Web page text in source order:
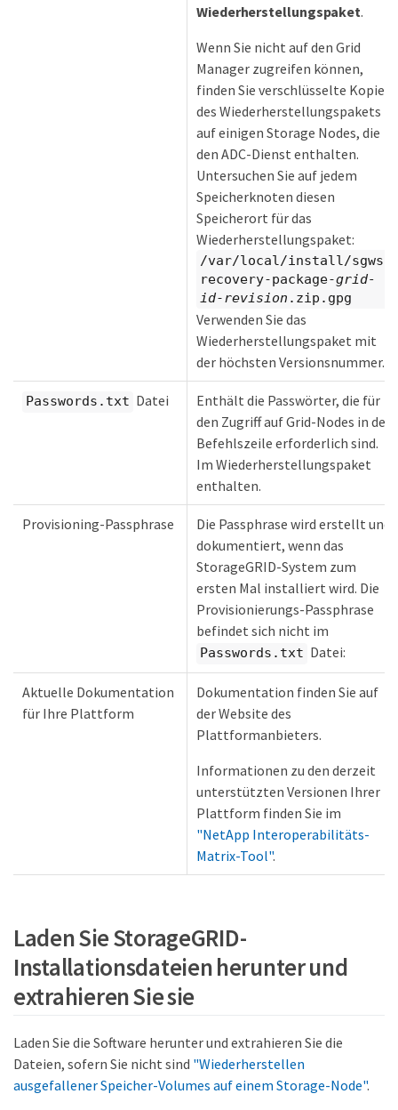
Wiederherstellungspaket.
Wenn Sie nicht auf den Grid
Manager zugreifen können,
finden Sie verschlüsselte Kopien
des Wiederherstellungspakets
auf einigen Storage Nodes, die
den ADC-Dienst enthalten.
Untersuchen Sie auf jedem
Speicherknoten diesen
Speicherort für das
Wiederherstellungspaket:
/var/local/install/sgws-
recovery-package-grid-
id-revision .zip.gpg
Verwenden Sie das
Wiederherstellungspaket mit
der höchsten Versionsnummer.
Passwords.txt Datei
Enthält die Passwörter, die für
den Zugriff auf Grid-Nodes in der
Befehlszeile erforderlich sind.
Im Wiederherstellungspaket
enthalten.
Provisioning-Passphrase
Die Passphrase wird erstellt und
dokumentiert, wenn das
StorageGRID-System zum
ersten Mal installiert wird. Die
Provisionierungs-Passphrase
befindet sich nicht im
Passwords.txt Datei:
Aktuelle Dokumentation
für Ihre Plattform
Dokumentation finden Sie auf
der Website des
Plattformanbieters.
Informationen zu den derzeit
unterstützten Versionen Ihrer
Plattform finden Sie im
"NetApp Interoperabilitäts-
Matrix-Tool".
Laden Sie StorageGRID-
Installationsdateien herunter und
extrahieren Sie sie
Laden Sie die Software herunter und extrahieren Sie die
Dateien, sofern Sie nicht sind "Wiederherstellen
ausgefallener Speicher-Volumes auf einem Storage-Node".